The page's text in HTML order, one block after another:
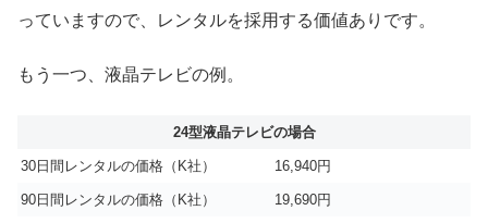
っていますので、レンタルを採用する価値ありです。
もう一つ、液晶テレビの例。
24型液晶テレビの場合
30日間レンタルの価格（K社） 16,940円
90日間レンタルの価格（K社） 19,690円